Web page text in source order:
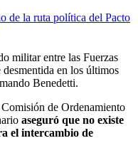
de la ruta política del Pacto
militar entre las Fuerzas
en los últimos
Benedetti.
de Ordenamiento
aseguró que no existe
el intercambio de